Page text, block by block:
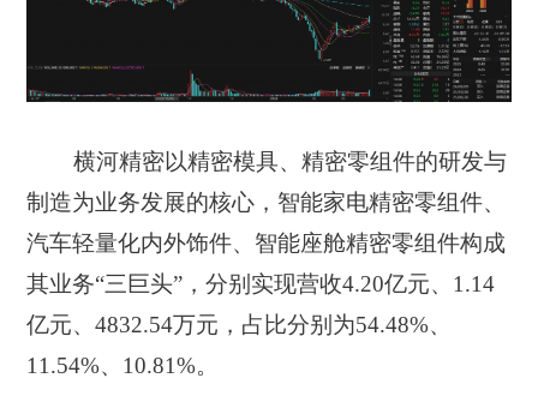
横河精密以精密模具、精密零组件的研发与
制造为业务发展的核心，智能家电精密零组件、
汽车轻量化内外饰件、智能座舱精密零组件构成
其业务“三巨头”，分别实现营收4.20亿元、1.14
亿元、4832.54万元，占比分别为54.48%、
11.54%、10.81%。